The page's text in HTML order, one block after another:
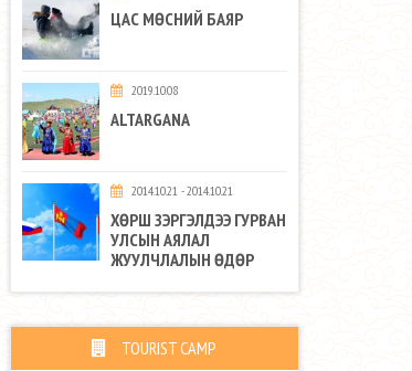
ЦАС МӨСНИЙ БАЯР
2019.10.08
ALTARGANA
2014.10.21 - 2014.10.21
ХӨРШ ЗЭРГЭЛДЭЭ ГУРВАН
УЛСЫН АЯЛАЛ
ЖУУЛЧЛАЛЫН ӨДӨР
TOURIST CAMP